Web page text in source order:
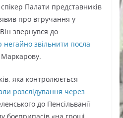
Палати представників
про втручання у
звернувся до
звільнити посла
яка контролюється
розслідування через
до Пенсільванії